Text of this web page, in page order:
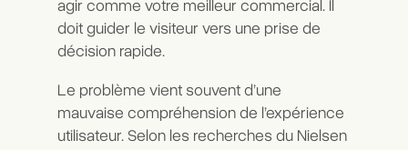
agir comme votre meilleur commercial. Il
doit guider le visiteur vers une prise de
décision rapide.
Le problème vient souvent d’une
mauvaise compréhension de l’expérience
utilisateur. Selon les recherches du Nielsen